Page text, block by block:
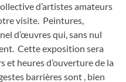
d’artistes amateurs
visite. Peintures,
d’œuvres qui, sans nul
Cette exposition sera
et heures d’ouverture de la
barrières sont , bien